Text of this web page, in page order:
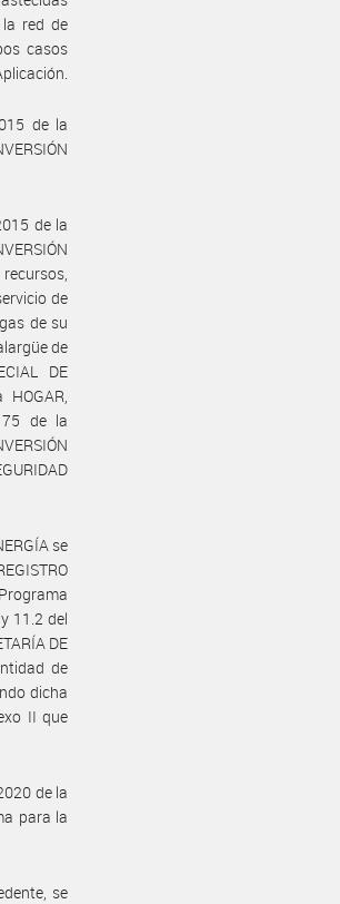
red de
casos
de la
de la
de
de su
de
DE
HOGAR,
75 de la
se
11.2 del
DE
de
dicha
II que
de la
para la
se